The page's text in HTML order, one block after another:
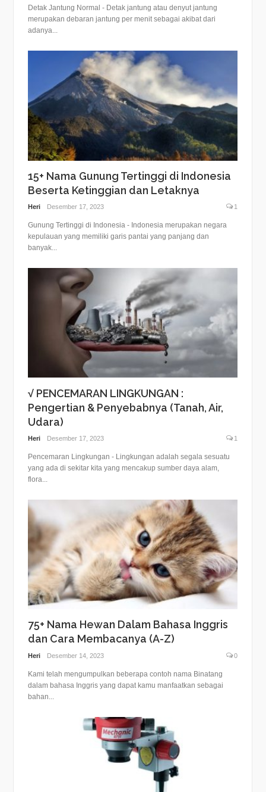
Detak Jantung Normal - Detak jantung atau denyut jantung
merupakan debaran jantung per menit sebagai akibat dari
adanya...
15+ Nama Gunung Tertinggi di Indonesia
Beserta Ketinggian dan Letaknya
Heri Desember 17, 2023 1
Gunung Tertinggi di Indonesia - Indonesia merupakan negara
kepulauan yang memiliki garis pantai yang panjang dan
banyak...
√ PENCEMARAN LINGKUNGAN :
Pengertian & Penyebabnya (Tanah, Air,
Udara)
Heri Desember 17, 2023 1
Pencemaran Lingkungan - Lingkungan adalah segala sesuatu
yang ada di sekitar kita yang mencakup sumber daya alam,
flora...
75+ Nama Hewan Dalam Bahasa Inggris
dan Cara Membacanya (A-Z)
Heri Desember 14, 2023 0
Kami telah mengumpulkan beberapa contoh nama Binatang
dalam bahasa Inggris yang dapat kamu manfaatkan sebagai
bahan...